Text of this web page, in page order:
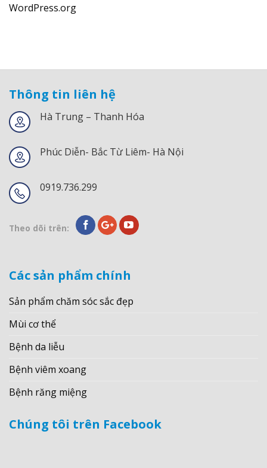
WordPress.org
Thông tin liên hệ
Hà Trung – Thanh Hóa
Phúc Diễn- Bắc Từ Liêm- Hà Nội
0919.736.299
Theo dõi trên:
Các sản phẩm chính
Sản phẩm chăm sóc sắc đẹp
Mùi cơ thể
Bệnh da liễu
Bệnh viêm xoang
Bệnh răng miệng
Chúng tôi trên Facebook